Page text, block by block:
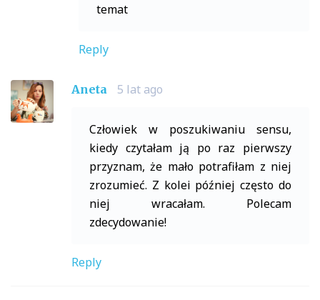
temat
Reply
Aneta 5 lat ago
Człowiek w poszukiwaniu sensu,
kiedy czytałam ją po raz pierwszy
przyznam, że mało potrafiłam z niej
zrozumieć. Z kolei później często do
niej wracałam. Polecam
zdecydowanie!
Reply